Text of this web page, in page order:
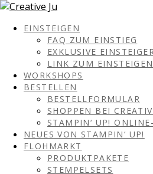
EINSTEIGEN
FAQ ZUM EINSTIEG
EXKLUSIVE
LINK ZUM EINSTEIGEN
WORKSHOPS
BESTELLEN
BESTELLFORMULAR
SHOPPEN BEI
STAMPIN‘ UP!
NEUES VON STAMPIN‘ UP!
FLOHMARKT
PRODUKTPAKETE
STEMPELSETS